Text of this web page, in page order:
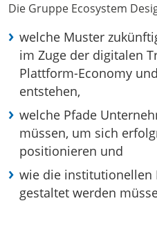
Die Gruppe Ecosystem
welche Muster
im Zuge der digitalen
Plattform-Economy
entstehen,
welche Pfade
müssen, um sich
positionieren und
wie die institutionellen
gestaltet werden